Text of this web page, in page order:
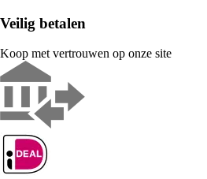
Veilig betalen
Koop met vertrouwen op onze site